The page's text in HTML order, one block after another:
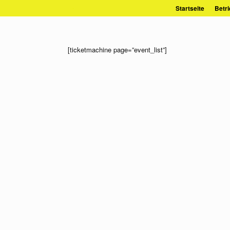
Inhalt
Startseite
[ticketmachine page=”event_list”]